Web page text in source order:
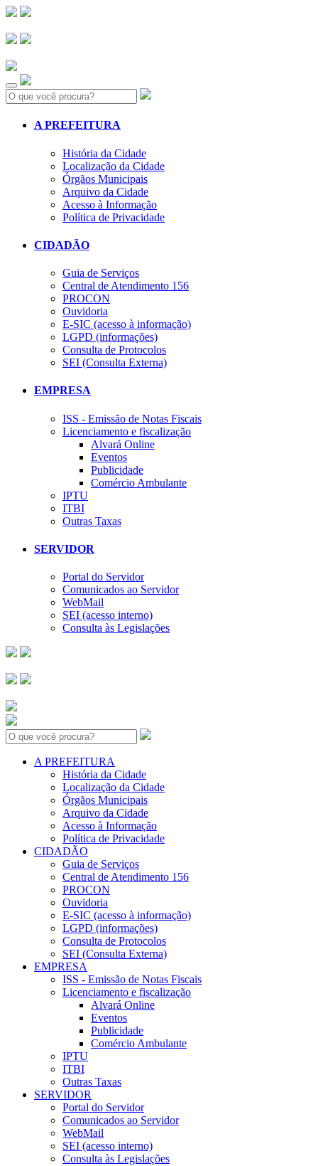
Search:
A PREFEITURA
História da Cidade
Localização da Cidade
Órgãos Municipais
Arquivo da Cidade
Acesso à Informação
Política de Privacidade
CIDADÃO
Guia de Serviços
Central de Atendimento 156
PROCON
Ouvidoria
E-SIC (acesso à informação)
LGPD (informações)
Consulta de Protocolos
SEI (Consulta Externa)
EMPRESA
ISS - Emissão de Notas Fiscais
Licenciamento e fiscalização
Alvará Online
Eventos
Publicidade
Comércio Ambulante
IPTU
ITBI
Outras Taxas
SERVIDOR
Portal do Servidor
Comunicados ao Servidor
WebMail
SEI (acesso interno)
Consulta às Legislações
Search:
A PREFEITURA
História da Cidade
Localização da Cidade
Órgãos Municipais
Arquivo da Cidade
Acesso à Informação
Política de Privacidade
CIDADÃO
Guia de Serviços
Central de Atendimento 156
PROCON
Ouvidoria
E-SIC (acesso à informação)
LGPD (informações)
Consulta de Protocolos
SEI (Consulta Externa)
EMPRESA
ISS - Emissão de Notas Fiscais
Licenciamento e fiscalização
Alvará Online
Eventos
Publicidade
Comércio Ambulante
IPTU
ITBI
Outras Taxas
SERVIDOR
Portal do Servidor
Comunicados ao Servidor
WebMail
SEI (acesso interno)
Consulta às Legislações